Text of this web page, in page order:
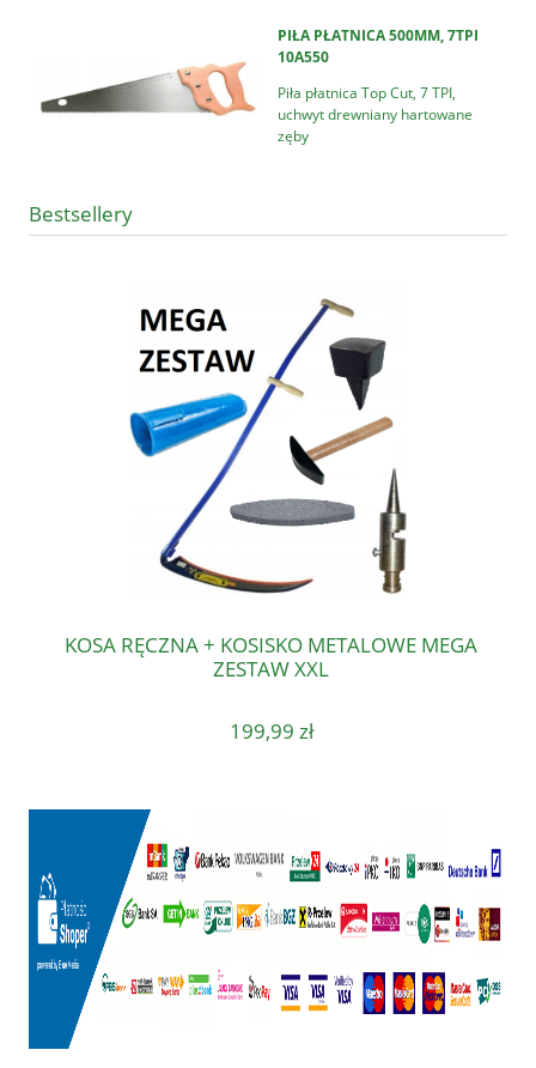
PIŁA PŁATNICA 500MM, 7TPI
10A550
Piła płatnica Top Cut, 7 TPI,
uchwyt drewniany hartowane
zęby
Bestsellery
KOSA RĘCZNA + KOSISKO METALOWE MEGA
ZESTAW XXL
199,99 zł